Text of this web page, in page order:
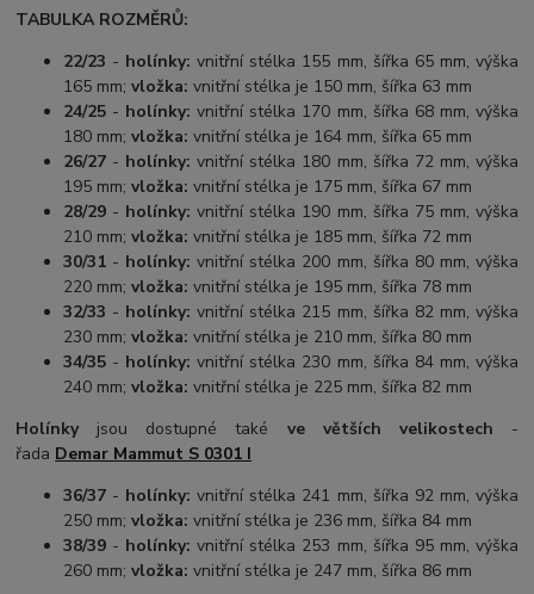
TABULKA ROZMĚRŮ:
22/23 - holínky: vnitřní stélka 155 mm, šířka 65 mm, výška
165 mm;vložka: vnitřní stélka je 150 mm, šířka 63 mm
24/25 - holínky: vnitřní stélka 170 mm, šířka 68 mm, výška
180 mm;vložka: vnitřní stélka je 164 mm, šířka 65 mm
26/27 - holínky: vnitřní stélka 180 mm, šířka 72 mm, výška
195 mm;vložka:vnitřní stélka je 175 mm, šířka 67 mm
28/29 - holínky: vnitřní stélka 190 mm, šířka 75 mm, výška
210 mm;vložka:vnitřní stélka je 185 mm, šířka 72 mm
30/31 - holínky: vnitřní stélka 200 mm, šířka 80 mm, výška
220 mm;vložka:vnitřní stélka je 195 mm, šířka 78 mm
32/33 - holínky: vnitřní stélka 215 mm, šířka 82 mm, výška
230 mm;vložka:vnitřní stélka je 210 mm, šířka 80 mm
34/35 - holínky: vnitřní stélka 230 mm, šířka 84 mm, výška
240 mm;vložka:vnitřní stélka je 225 mm, šířka 82 mm
Holínkyjsou dostupné také ve větších velikostech -
řada Demar Mammut S 0301 I
36/37 - holínky: vnitřní stélka 241 mm, šířka 92 mm, výška
250 mm;vložka:vnitřní stélka je 236 mm, šířka 84 mm
38/39 - holínky: vnitřní stélka 253 mm, šířka 95 mm, výška
260 mm;vložka:vnitřní stélka je 247 mm, šířka 86 mm